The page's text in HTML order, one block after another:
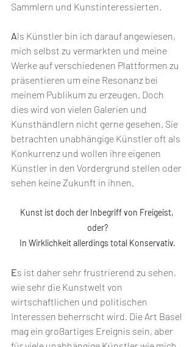
Sammlern und Kunstinteressierten.
Als Künstler bin ich darauf angewiesen,
mich selbst zu vermarkten und meine
Werke auf verschiedenen Plattformen zu
präsentieren um eine Resonanz bei
meinem Publikum zu erzeugen. Doch
dies wird von vielen Galerien und
Kunsthändlern nicht gerne gesehen. Sie
betrachten unabhängige Künstler oft als
Konkurrenz und wollen ihre eigenen
Künstler in den Vordergrund stellen oder
sehen keine Zukunft in ihnen.
Kunst ist doch der Inbegriff von Freigeist,
oder?
In Wirklichkeit allerdings total Konservativ.
Es ist daher sehr frustrierend zu sehen,
wie sehr die Kunstwelt von
wirtschaftlichen und politischen
Interessen beherrscht wird. Die Art Basel
mag ein großartiges Ereignis sein, aber